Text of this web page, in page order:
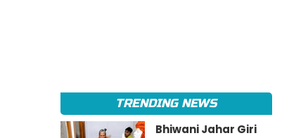
TRENDING NEWS
Bhiwani Jahar Giri